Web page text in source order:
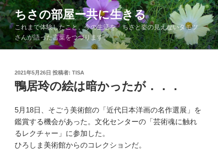
コ
ン
テ
ン
ツ
ちさの部屋ー共に生きる
これまで体験したこと、今の生活を、ちさと姿の見えないタモツ
さんが語った言葉をつづります。
投
稿
日:
2021年5月26日 投稿者: TISA
鴨居玲の絵は暗かったが．．．
5月18日、そごう美術館の「近代日本洋画の名作選展」を
鑑賞する機会があった。文化センターの「芸術魂に触れ
るレクチャー」に参加した。
ひろしま美術館からのコレクションだ。